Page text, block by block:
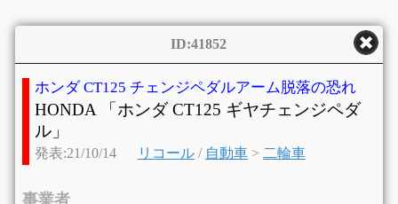
ID:41852
ホンダ CT125 チェンジペダルアーム脱落の恐れ
HONDA 「ホンダ CT125 ギヤチェンジペダ
ル」
発表:21/10/14 リコール/ 自動車> 二輪車
事業者